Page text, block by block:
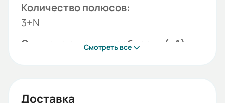
Количество полюсов:
3+N
Отключающая способность (кА):
АС
Смотреть все
Доставка